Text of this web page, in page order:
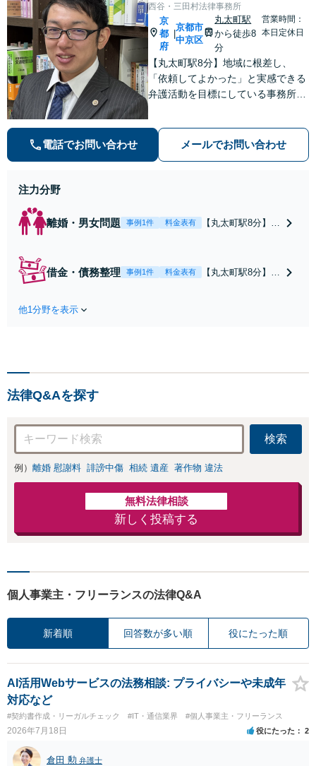
西谷・三田村法律事務所
京
都
府
京都市
中京区
丸太町駅
から徒歩8
分
営業時間：
本日定休日
【丸太町駅8分】地域に根差し、
「依頼してよかった」と実感できる
弁護活動を目標にしている事務所で
実績あり【相続・遺言】相談者さま
に寄り添い、円滑な相続を目指しま
電話でお問い合わせ メールでお問い合わせ
注力分野
離婚・男女問題 事例1件 料金表有
【丸太町駅8分】調
く冷静な主張が重
借金・債務整理 事例1件 料金表有
【丸太町駅8分】
者さまのご要望を
有】【初回相談30
他1分野を表示
法律Q&Aを探す
検索
例） 離婚 慰謝料 誹謗中傷 相続 遺産 著作物 違法
無料法律相談
新しく投稿する
個人事業主・フリーランスの法律Q&A
新着順 回答数が多い順 役にたった順
AI活用Webサービスの法務相談: プライバシーや未成年
対応など
#契約書作成・リーガルチェック #IT・通信業界 #個人事業主・フリーランス
2026年7月18日 役にたった 2
倉田 勲 弁護士